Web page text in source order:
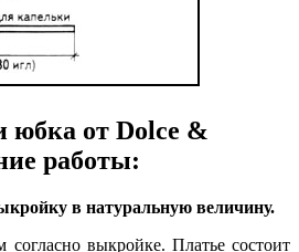
юбка от Dolce &
работы:
в натуральную величину.
согласно выкройке. Платье состоит